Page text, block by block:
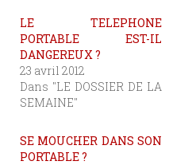
LE TELEPHONE
PORTABLE EST-IL
DANGEREUX ?
23 avril 2012
Dans "LE DOSSIER DE LA
SEMAINE"
SE MOUCHER DANS SON
PORTABLE ?